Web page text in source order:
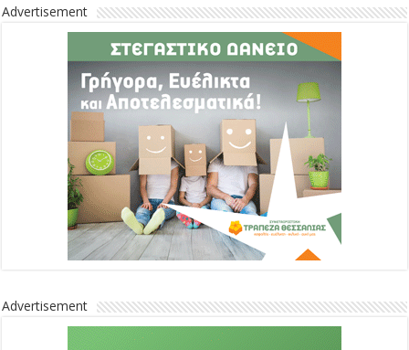
Advertisement
Advertisement